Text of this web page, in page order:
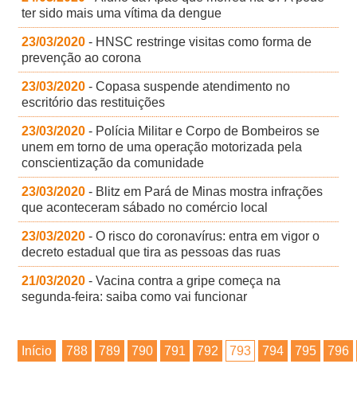
ter sido mais uma vítima da dengue
23/03/2020 - HNSC restringe visitas como forma de
prevenção ao corona
23/03/2020 - Copasa suspende atendimento no
escritório das restituições
23/03/2020 - Polícia Militar e Corpo de Bombeiros se
unem em torno de uma operação motorizada pela
conscientização da comunidade
23/03/2020 - Blitz em Pará de Minas mostra infrações
que aconteceram sábado no comércio local
23/03/2020 - O risco do coronavírus: entra em vigor o
decreto estadual que tira as pessoas das ruas
21/03/2020 - Vacina contra a gripe começa na
segunda-feira: saiba como vai funcionar
Início 788 789 790 791 792 793 794 795 796